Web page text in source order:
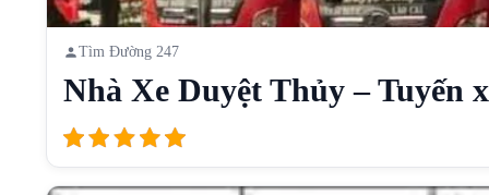
Tìm Đường 247
Nhà Xe Duyệt Thủy – Tuyến